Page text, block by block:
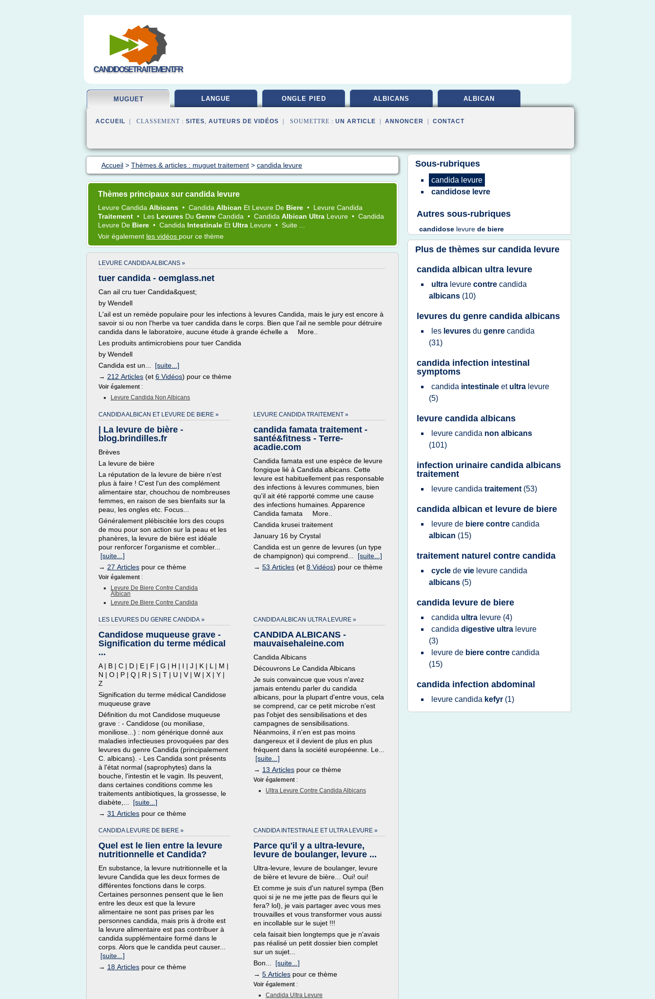
CANDIDOSETRAITEMENT.FR
MUGUET LANGUE ONGLE PIED ALBICANS ALBICAN
ACCUEIL | CLASSEMENT : SITES, AUTEURS DE VIDÉOS | SOUMETTRE : UN ARTICLE ANNONCER CONTACT
Accueil > Thèmes & articles : muguet traitement > candida levure
Thèmes principaux sur candida levure
Levure Candida Albicans • Candida Albican Et Levure De Biere • Levure Candida
Traitement • Les Levures Du Genre Candida • Candida Albican Ultra Levure • Candida
Levure De Biere • Candida Intestinale Et Ultra Levure • Suite ...
Voir également les vidéos pour ce thème
LEVURE CANDIDA ALBICANS »
tuer candida - oemglass.net
Can ail cru tuer Candida&quest;
by Wendell
L'ail est un remède populaire pour les infections à levures Candida, mais le jury est encore à
savoir si ou non l'herbe va tuer candida dans le corps. Bien que l'ail ne semble pour détruire
candida dans le laboratoire, aucune étude à grande échelle a More..
Les produits antimicrobiens pour tuer Candida
by Wendell
Candida est un... [suite...]
→ 212 Articles (et 6 Vidéos) pour ce thème
Voir également :
Levure Candida Non Albicans
CANDIDA ALBICAN ET LEVURE DE BIERE »
| La levure de bière -
blog.brindilles.fr
Brèves
La levure de bière
La réputation de la levure de bière n'est
plus à faire ! C'est l'un des complément
alimentaire star, chouchou de nombreuses
femmes, en raison de ses bienfaits sur la
peau, les ongles etc. Focus...
Généralement plébiscitée lors des coups
de mou pour son action sur la peau et les
phanères, la levure de bière est idéale
pour renforcer l'organisme et combler...
[suite...]
→ 27 Articles pour ce thème
Voir également :
Levure De Biere Contre Candida
Albican
Levure De Biere Contre Candida
LEVURE CANDIDA TRAITEMENT »
candida famata traitement -
santé&fitness - Terre-
acadie.com
Candida famata est une espèce de levure
fongique lié à Candida albicans. Cette
levure est habituellement pas responsable
des infections à levures communes, bien
qu'il ait été rapporté comme une cause
des infections humaines. Apparence
Candida famata More..
Candida krusei traitement
January 16 by Crystal
Candida est un genre de levures (un type
de champignon) qui comprend... [suite...]
→ 53 Articles (et 8 Vidéos) pour ce thème
LES LEVURES DU GENRE CANDIDA »
Candidose muqueuse grave -
Signification du terme médical
...
A | B | C | D | E | F | G | H | I | J | K | L | M |
N | O | P | Q | R | S | T | U | V | W | X | Y |
Z
Signification du terme médical Candidose
muqueuse grave
Définition du mot Candidose muqueuse
grave : - Candidose (ou moniliase,
moniliose...) : nom générique donné aux
maladies infectieuses provoquées par des
levures du genre Candida (principalement
C. albicans). - Les Candida sont présents
à l'état normal (saprophytes) dans la
bouche, l'intestin et le vagin. Ils peuvent,
dans certaines conditions comme les
traitements antibiotiques, la grossesse, le
diabète,... [suite...]
→ 31 Articles pour ce thème
CANDIDA ALBICAN ULTRA LEVURE »
CANDIDA ALBICANS -
mauvaisehaleine.com
Candida Albicans
Découvrons Le Candida Albicans
Je suis convaincue que vous n'avez
jamais entendu parler du candida
albicans, pour la plupart d'entre vous, cela
se comprend, car ce petit microbe n'est
pas l'objet des sensibilisations et des
campagnes de sensibilisations.
Néanmoins, il n'en est pas moins
dangereux et il devient de plus en plus
fréquent dans la société européenne. Le...
[suite...]
→ 13 Articles pour ce thème
Voir également :
Ultra Levure Contre Candida Albicans
CANDIDA LEVURE DE BIERE »
Quel est le lien entre la levure
nutritionnelle et Candida?
En substance, la levure nutritionnelle et la
levure Candida que les deux formes de
différentes fonctions dans le corps.
Certaines personnes pensent que le lien
entre les deux est que la levure
alimentaire ne sont pas prises par les
personnes candida, mais pris à droite est
la levure alimentaire est pas contribuer à
candida supplémentaire formé dans le
corps. Alors que le candida peut causer...
[suite...]
→ 18 Articles pour ce thème
CANDIDA INTESTINALE ET ULTRA LEVURE »
Parce qu'il y a ultra-levure,
levure de boulanger, levure ...
Ultra-levure, levure de boulanger, levure
de bière et levure de bière... Oui! oui!
Et comme je suis d'un naturel sympa (Ben
quoi si je ne me jette pas de fleurs qui le
fera? lol), je vais partager avec vous mes
trouvailles et vous transformer vous aussi
en incollable sur le sujet !!!
cela faisait bien longtemps que je n'avais
pas réalisé un petit dossier bien complet
sur un sujet...
Bon... [suite...]
→ 5 Articles pour ce thème
Voir également :
Candida Ultra Levure
Sous-rubriques
candida levure
candidose levre
Autres sous-rubriques
candidose levure de biere
Plus de thèmes sur candida levure
candida albican ultra levure
ultra levure contre candida
albicans (10)
levures du genre candida albicans
les levures du genre candida
(31)
candida infection intestinal
symptoms
candida intestinale et ultra levure
(5)
levure candida albicans
levure candida non albicans
(101)
infection urinaire candida albicans
traitement
levure candida traitement (53)
candida albican et levure de biere
levure de biere contre candida
albican (15)
traitement naturel contre candida
cycle de vie levure candida
albicans (5)
candida levure de biere
candida ultra levure (4)
candida digestive ultra levure
(3)
levure de biere contre candida
(15)
candida infection abdominal
levure candida kefyr (1)